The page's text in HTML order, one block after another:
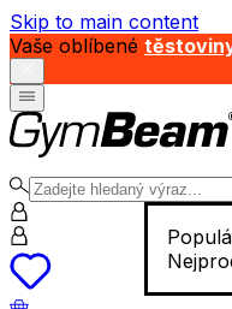
Skip to main content
Vaše oblíbené